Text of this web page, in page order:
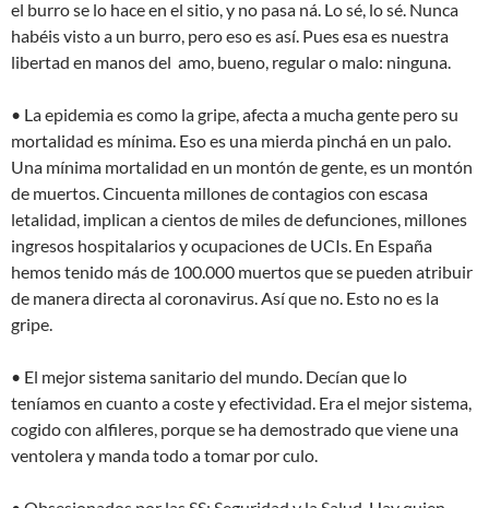
el burro se lo hace en el sitio, y no pasa ná. Lo sé, lo sé. Nunca
habéis visto a un burro, pero eso es así. Pues esa es nuestra
libertad en manos del amo, bueno, regular o malo: ninguna.
• La epidemia es como la gripe, afecta a mucha gente pero su
mortalidad es mínima. Eso es una mierda pinchá en un palo.
Una mínima mortalidad en un montón de gente, es un montón
de muertos. Cincuenta millones de contagios con escasa
letalidad, implican a cientos de miles de defunciones, millones
ingresos hospitalarios y ocupaciones de UCIs. En España
hemos tenido más de 100.000 muertos que se pueden atribuir
de manera directa al coronavirus. Así que no. Esto no es la
gripe.
• El mejor sistema sanitario del mundo. Decían que lo
teníamos en cuanto a coste y efectividad. Era el mejor sistema,
cogido con alfileres, porque se ha demostrado que viene una
ventolera y manda todo a tomar por culo.